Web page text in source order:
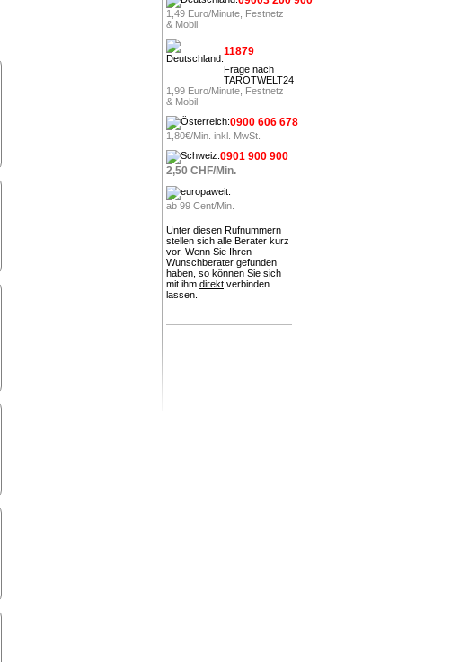
1,49 Euro/Minute, Festnetz
& Mobil
11879
Frage nach
TAROTWELT24
1,99 Euro/Minute, Festnetz
& Mobil
0900 606 678
1,80€/Min. inkl. MwSt.
0901 900 900
2,50 CHF/Min.
ab 99 Cent/Min.
Unter diesen Rufnummern
stellen sich alle Berater kurz
vor. Wenn Sie Ihren
Wunschberater gefunden
haben, so können Sie sich
mit ihm direkt verbinden
lassen.